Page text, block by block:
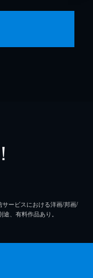
！
ービスにおける洋画/邦画/
、有料作品あり。